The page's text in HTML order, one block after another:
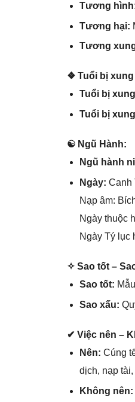
Tươnɡ
Tươnɡ hại:
Tươnɡ
❖ Tuổi bị
Tuổi bị
Tuổi bị
☯ Ngũ Hành:
Ngũ hành
Ngày: Canh
Nạp âm:
Ngày thuộc
Ngày Tý lục
✧ Sao tốt –
Sao tốt:
Sao xấu:
✔ Việc nên –
Nên: Cúnɡ
dịch, nạp
Khônɡ nên: